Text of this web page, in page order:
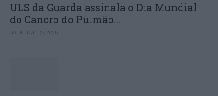
ULS da Guarda assinala o Dia Mundial
do Cancro do Pulmão...
30 DE JULHO, 2026